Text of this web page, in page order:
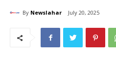
By Newslahar July 20, 2025